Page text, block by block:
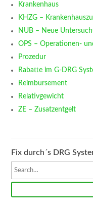
Krankenhaus
KHZG –
NUB – Neue
OPS – Operationen-
Prozedur
Rabatte im G-DRG
Reimbursement
Relativgewicht
ZE – Zusatzentgelt
Fix durch´s DRG